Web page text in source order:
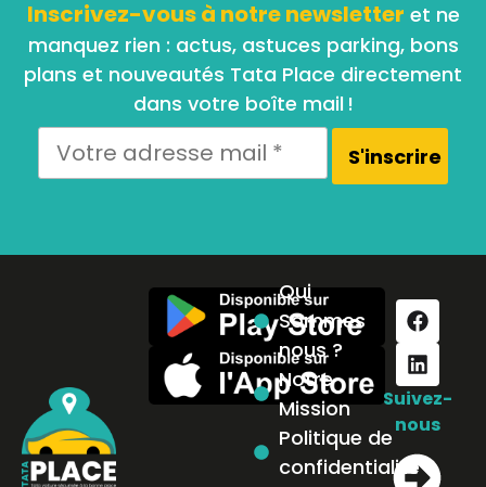
Inscrivez-vous à notre newsletter et ne
manquez rien : actus, astuces parking, bons
plans et nouveautés Tata Place directement
dans votre boîte mail !
Qui
Sommes
nous ?
Notre
Mission
Politique de
confidentialité
Suivez-
nous